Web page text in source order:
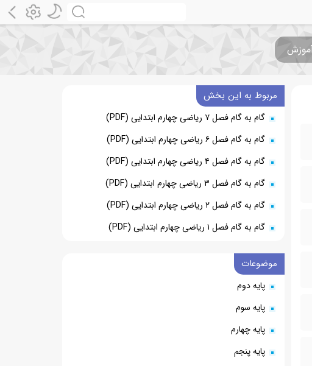
مربوط به این بخش
گام به گام فصل ۷ ریاضی چهارم ابتدایی (PDF)
گام به گام فصل ۶ ریاضی چهارم ابتدایی (PDF)
گام به گام فصل ۴ ریاضی چهارم ابتدایی (PDF)
گام به گام فصل ۳ ریاضی چهارم ابتدایی (PDF)
گام به گام فصل ۲ ریاضی چهارم ابتدایی (PDF)
گام به گام فصل ۱ ریاضی چهارم ابتدایی (PDF)
موضوعات
پایه دوم
پایه سوم
پایه چهارم
پایه پنجم